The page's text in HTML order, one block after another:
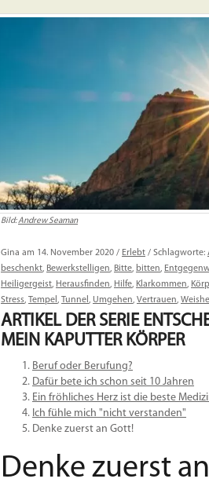
Bild:Andrew Seaman
Gina am 14. November 2020 / Erlebt / Schlagworte:
beschenkt, Bewerkstelligen, Bitte, bitten,
Heiligergeist, Herausfinden, Hilfe, Klarkommen,
Stress, Tempel, Tunnel, Umgehen, Vertrauen,
ARTIKEL DER SERIE
MEIN KAPUTTER KÖRPER
Beruf oder Berufung?
Dafür bete ich schon seit 10 Jahren
Ein fröhliches Herz ist die beste
Ich fühle mich "nicht verstanden"
Denke zuerst an Gott!
Denke zuerst